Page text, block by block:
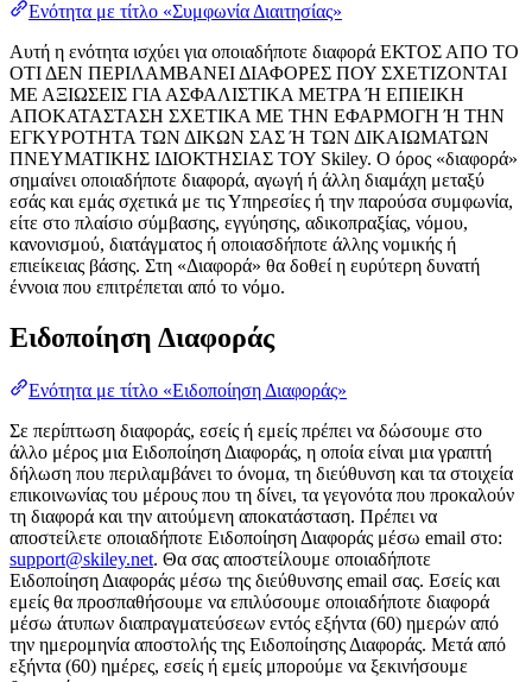
Ενότητα με τίτλο «Συμφωνία Διαιτησίας»
Αυτή η ενότητα ισχύει για οποιαδήποτε διαφορά ΕΚΤΟΣ ΑΠΟ ΤΟ
ΟΤΙ ΔΕΝ ΠΕΡΙΛΑΜΒΑΝΕΙ ΔΙΑΦΟΡΕΣ ΠΟΥ ΣΧΕΤΙΖΟΝΤΑΙ
ΜΕ ΑΞΙΩΣΕΙΣ ΓΙΑ ΑΣΦΑΛΙΣΤΙΚΑ ΜΕΤΡΑ Ή ΕΠΙΕΙΚΗ
ΑΠΟΚΑΤΑΣΤΑΣΗ ΣΧΕΤΙΚΑ ΜΕ ΤΗΝ ΕΦΑΡΜΟΓΗ Ή ΤΗΝ
ΕΓΚΥΡΟΤΗΤΑ ΤΩΝ ΔΙΚΩΝ ΣΑΣ Ή ΤΩΝ ΔΙΚΑΙΩΜΑΤΩΝ
ΠΝΕΥΜΑΤΙΚΗΣ ΙΔΙΟΚΤΗΣΙΑΣ ΤΟΥ Skiley. Ο όρος «διαφορά»
σημαίνει οποιαδήποτε διαφορά, αγωγή ή άλλη διαμάχη μεταξύ
εσάς και εμάς σχετικά με τις Υπηρεσίες ή την παρούσα συμφωνία,
είτε στο πλαίσιο σύμβασης, εγγύησης, αδικοπραξίας, νόμου,
κανονισμού, διατάγματος ή οποιασδήποτε άλλης νομικής ή
επιείκειας βάσης. Στη «Διαφορά» θα δοθεί η ευρύτερη δυνατή
έννοια που επιτρέπεται από το νόμο.
Ειδοποίηση Διαφοράς
Ενότητα με τίτλο «Ειδοποίηση Διαφοράς»
Σε περίπτωση διαφοράς, εσείς ή εμείς πρέπει να δώσουμε στο
άλλο μέρος μια Ειδοποίηση Διαφοράς, η οποία είναι μια γραπτή
δήλωση που περιλαμβάνει το όνομα, τη διεύθυνση και τα στοιχεία
επικοινωνίας του μέρους που τη δίνει, τα γεγονότα που προκαλούν
τη διαφορά και την αιτούμενη αποκατάσταση. Πρέπει να
αποστείλετε οποιαδήποτε Ειδοποίηση Διαφοράς μέσω email στο:
support@skiley.net. Θα σας αποστείλουμε οποιαδήποτε
Ειδοποίηση Διαφοράς μέσω της διεύθυνσης email σας. Εσείς και
εμείς θα προσπαθήσουμε να επιλύσουμε οποιαδήποτε διαφορά
μέσω άτυπων διαπραγματεύσεων εντός εξήντα (60) ημερών από
την ημερομηνία αποστολής της Ειδοποίησης Διαφοράς. Μετά από
εξήντα (60) ημέρες, εσείς ή εμείς μπορούμε να ξεκινήσουμε